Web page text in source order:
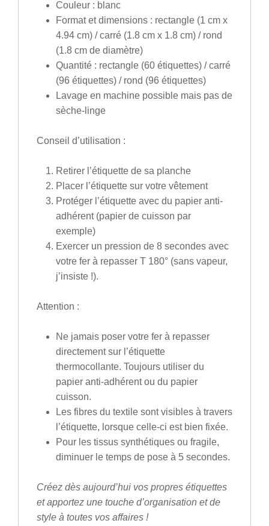
Couleur : blanc
Format et dimensions : rectangle (1 cm x
4.94 cm) / carré (1.8 cm x 1.8 cm) / rond
(1.8 cm de diamètre)
Quantité : rectangle (60 étiquettes) / carré
(96 étiquettes) / rond (96 étiquettes)
Lavage en machine possible mais pas de
sèche-linge
Conseil d’utilisation :
Retirer l’étiquette de sa planche
Placer l’étiquette sur votre vêtement
Protéger l’étiquette avec du papier anti-
adhérent (papier de cuisson par
exemple)
Exercer un pression de 8 secondes avec
votre fer à repasser T 180° (sans vapeur,
j’insiste !).
Attention :
Ne jamais poser votre fer à repasser
directement sur l’étiquette
thermocollante. Toujours utiliser du
papier anti-adhérent ou du papier
cuisson.
Les fibres du textile sont visibles à travers
l’étiquette, lorsque celle-ci est bien fixée.
Pour les tissus synthétiques ou fragile,
diminuer le temps de pose à 5 secondes.
Créez dès aujourd’hui vos propres étiquettes
et apportez une touche d’organisation et de
style à toutes vos affaires !